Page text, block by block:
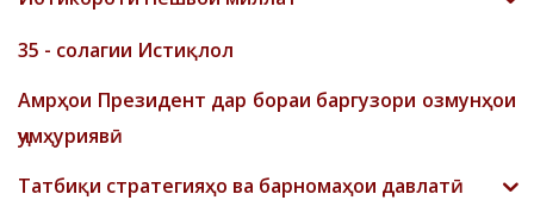
35 - солагии Истиқлол
Амрҳои Президент дар бораи баргузори озмунҳои
ҷумҳуриявӣ
Татбиқи стратегияҳо ва барномаҳои давлатӣ